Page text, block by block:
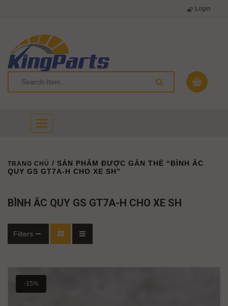
Login
Toggle
navigation
TRANG CHỦ / SẢN PHẨM ĐƯỢC GẮN THẺ “BÌNH ẮC
QUY GS GT7A-H CHO XE SH”
BÌNH ẮC QUY GS GT7A-H CHO XE SH
Filters
-15%